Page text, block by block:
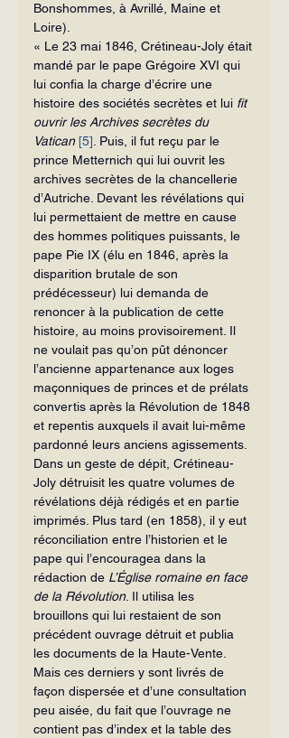
Bonshommes, à Avrillé, Maine et
Loire).
« Le 23 mai 1846, Crétineau-Joly était
mandé par le pape Grégoire XVI qui
lui confia la charge d’écrire une
histoire des sociétés secrètes et lui fit
ouvrir les Archives secrètes du
Vatican [5] . Puis, il fut reçu par le
prince Metternich qui lui ouvrit les
archives secrètes de la chancellerie
d’Autriche. Devant les révélations qui
lui permettaient de mettre en cause
des hommes politiques puissants, le
pape Pie IX (élu en 1846, après la
disparition brutale de son
prédécesseur) lui demanda de
renoncer à la publication de cette
histoire, au moins provisoirement. Il
ne voulait pas qu’on pût dénoncer
l’ancienne appartenance aux loges
maçonniques de princes et de prélats
convertis après la Révolution de 1848
et repentis auxquels il avait lui-même
pardonné leurs anciens agissements.
Dans un geste de dépit, Crétineau-
Joly détruisit les quatre volumes de
révélations déjà rédigés et en partie
imprimés. Plus tard (en 1858), il y eut
réconciliation entre l’historien et le
pape qui l’encouragea dans la
rédaction de L’Église romaine en face
de la Révolution. Il utilisa les
brouillons qui lui restaient de son
précédent ouvrage détruit et publia
les documents de la Haute-Vente.
Mais ces derniers y sont livrés de
façon dispersée et d’une consultation
peu aisée, du fait que l’ouvrage ne
contient pas d’index et la table des